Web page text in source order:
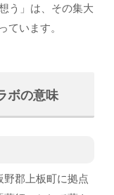
う」は、その集大
ています。
ボの意味
野郡上板町に拠点